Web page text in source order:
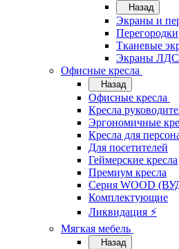
Назад
Экраны и
Перегородки
Тканевые
Экраны
Офисные кресла
Назад
Офисные кресла
Кресла
Эргономичные
Кресла для
Для посетителей
Геймерские кресла
Премиум кресла
Серия WOOD
Комплектующие
Ликвидация ⚡
Мягкая мебель
Назад